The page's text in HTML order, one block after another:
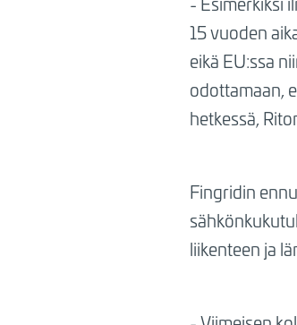
15 vuoden
eikä EU:ssa
odottamaan,
hetkessä,
Fingridin
liikenteen ja